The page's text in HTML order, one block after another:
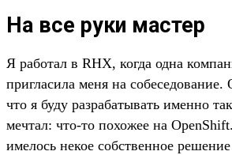
На все руки мастер
Я работал в RHX, когда одна
пригласила меня на
что я буду разрабатывать именно
мечтал: что-то похожее на
имелось некое собственное